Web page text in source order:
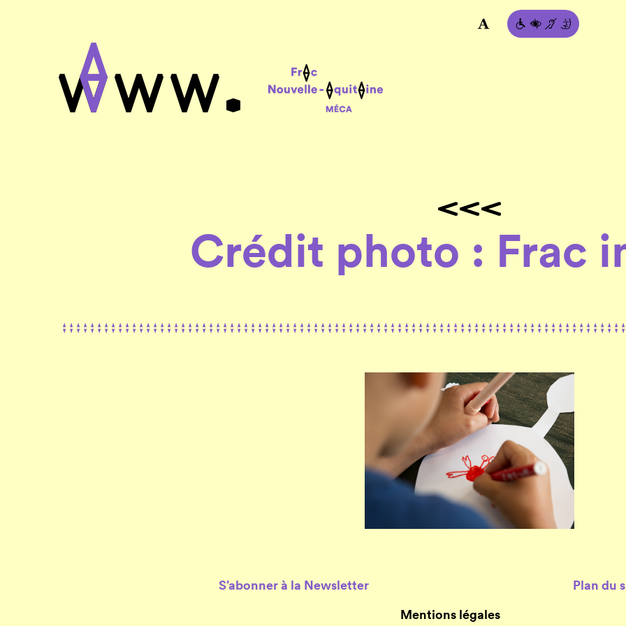
Crédit photo : Frac
S’abonner à la Newsletter
Mentions légales
Plan du